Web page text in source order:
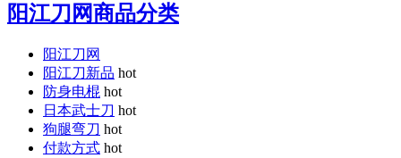
阳江刀网商品分类
阳江刀网
阳江刀新品 hot
防身电棍 hot
日本武士刀 hot
狗腿弯刀 hot
付款方式 hot